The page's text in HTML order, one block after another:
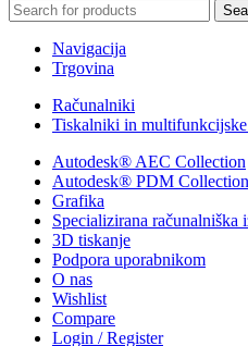
Navigacija
Trgovina
Računalniki
Tiskalniki in multifunkcijske
Autodesk® AEC Collection
Autodesk® PDM Collection
Grafika
Specializirana računalniška
3D tiskanje
Podpora uporabnikom
O nas
Wishlist
Compare
Login / Register